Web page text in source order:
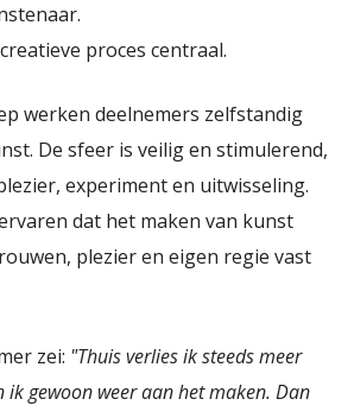
proces centraal.
werken deelnemers zelfstandig
De sfeer is veilig en stimulerend,
experiment en uitwisseling.
dat het maken van kunst
plezier en eigen regie vast
zei: "Thuis verlies ik steeds meer
gewoon weer aan het maken. Dan